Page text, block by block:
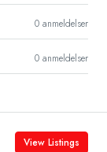
0 anmeldelser
0 anmeldelser
View Listings